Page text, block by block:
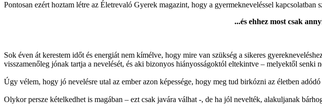
Pontosan ezért hoztam létre az Életrevaló Gyerek magazint, hogy a gyermekneveléssel
...és ehhez most csak
Sok éven át kerestem időt és energiát nem kímélve, hogy mire van szükség a sikeres
visszamenőleg jónak tartja a nevelését, és aki bizonyos hiányosságoktól eltekintve – melyektől senki
Úgy vélem, hogy jó nevelésre utal az ember azon képessége, hogy meg tud birkózni az életben
Olykor persze kételkedhet is magában – ezt csak javára válhat -, de ha jól nevelték, alakuljanak